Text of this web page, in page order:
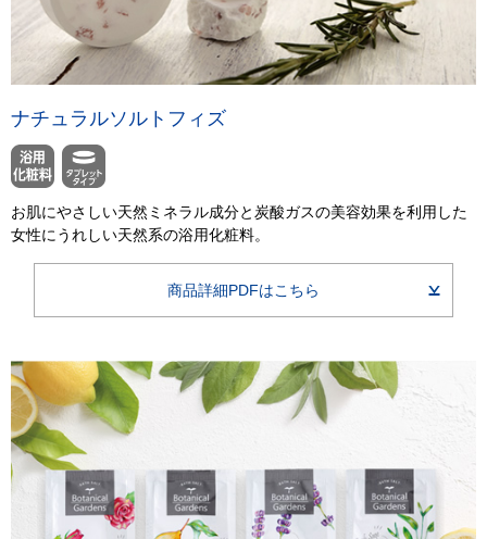
ナチュラルソルトフィズ
お肌にやさしい天然ミネラル成分と炭酸ガスの美容効果を利用した
女性にうれしい天然系の浴用化粧料。
商品詳細PDFはこちら